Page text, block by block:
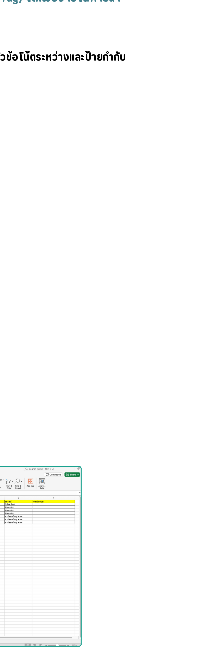
อโน้ตระหว่างและป้ายกำกับ